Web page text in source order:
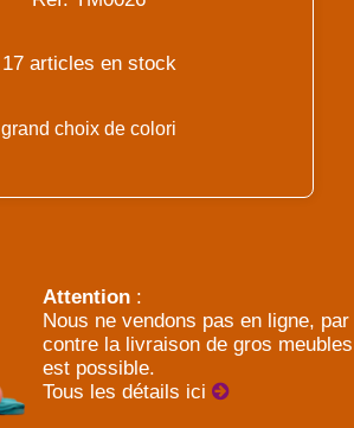
17 articles en stock
grand choix de colori
Attention :
Nous ne vendons pas en ligne, par
contre la livraison de gros meubles
est possible.
Tous les détails ici